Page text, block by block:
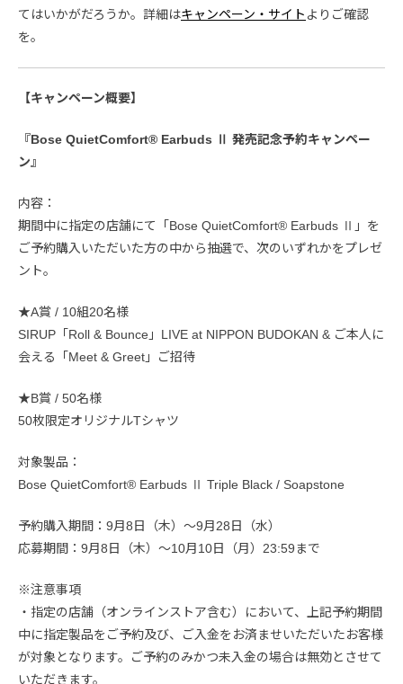
てはいかがだろうか。詳細はキャンペーン・サイト よりご確認
を。
【キャンペーン概要】
『Bose QuietComfort® Earbuds Ⅱ 発売記念予約キャンペー
ン』
内容：
期間中に指定の店舗にて「Bose QuietComfort® Earbuds Ⅱ」を
ご予約購入いただいた方の中から抽選で、次のいずれかをプレゼ
ント。
★A賞 / 10組20名様
SIRUP「Roll & Bounce」LIVE at NIPPON BUDOKAN & ご本人に
会える「Meet & Greet」ご招待
★B賞 / 50名様
50枚限定オリジナルTシャツ
対象製品：
Bose QuietComfort® Earbuds Ⅱ Triple Black / Soapstone
予約購入期間：9月8日（木）～9月28日（水）
応募期間：9月8日（木）～10月10日（月）23:59まで
※注意事項
・指定の店舗（オンラインストア含む）において、上記予約期間
中に指定製品をご予約及び、ご入金をお済ませいただいたお客様
が対象となります。ご予約のみかつ未入金の場合は無効とさせて
いただきます。